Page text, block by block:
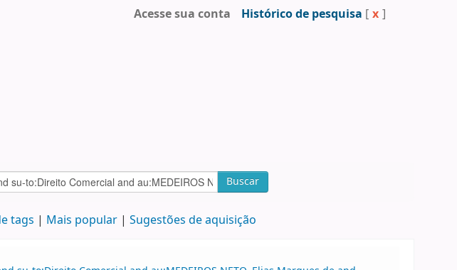
Acesse sua conta Histórico de pesquisa [ x ]
Buscar
tags Mais popular Sugestões de aquisição